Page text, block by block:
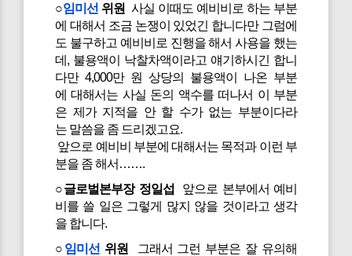
○임미선 위원 사실 이때도 예비비로 하는 부분
에 대해서 조금 논쟁이 있었긴 합니다만 그럼에
도 불구하고 예비비로 진행을 해서 사용을 했는
데, 불용액이 낙찰차액이라고 얘기하시긴 합니
다만 4,000만 원 상당의 불용액이 나온 부분
에 대해서는 사실 돈의 액수를 떠나서 이 부분
은 제가 지적을 안 할 수가 없는 부분이다라
는 말씀을 좀 드리겠고요.
앞으로 예비비 부분에 대해서는 목적과 이런 부
분을 좀 해서…….
○글로벌본부장 정일섭 앞으로 본부에서 예비
비를 쓸 일은 그렇게 많지 않을 것이라고 생각
을 합니다.
○ 임미선 위원
그래서 그런 부분은 잘 유의해